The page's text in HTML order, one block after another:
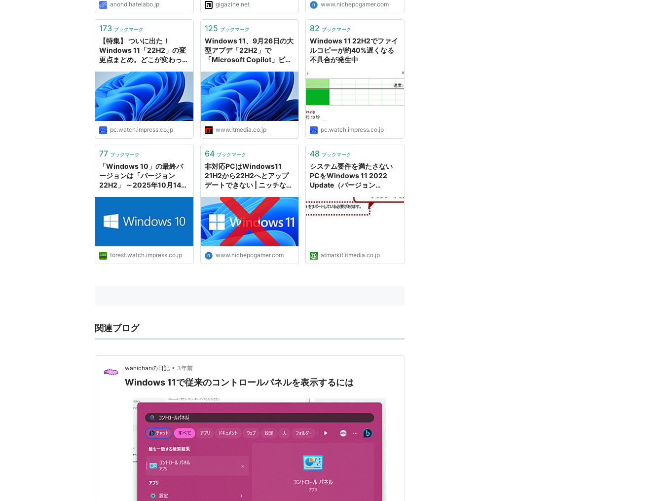
anond.hatelabo.jp gigazine.net www.nichepcgamer.com
173 ブックマーク
【特集】 ついに出た！
Windows 11「22H2」の変
更点まとめ。どこが変わって
pc.watch.impress.co.jp
125 ブックマーク
Windows 11、9月26日の大
型アプデ「22H2」で
「Microsoft Copilot」ビル
www.itmedia.co.jp
82 ブックマーク
Windows 11 22H2でファイ
ルコピーが約40%遅くなる
不具合が発生中
pc.watch.impress.co.jp
77 ブックマーク
「Windows 10」の最終バ
ージョンは「バージョン
22H2」 ～2025年10月14日
2024年後半に提供
forest.watch.impress.co.jp
64 ブックマーク
非対応PCはWindows11
21H2から22H2へとアップ
デートできない | ニッチな
www.nichepcgamer.com
48 ブックマーク
システム要件を満たさない
PCをWindows 11 2022
Update（バージョン
方法
atmarkit.itmedia.co.jp
関連ブログ
wanichanの日記 • 3年前
Windows 11で従来のコントロールパネルを表示するには